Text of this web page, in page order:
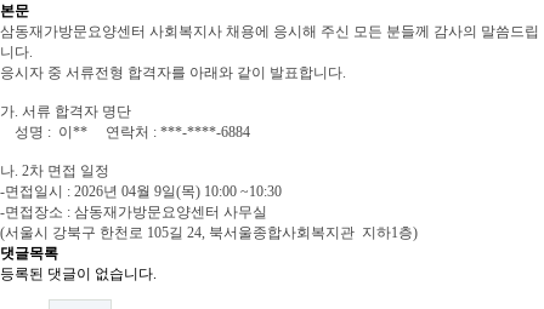
본문
삼동재가방문요양센터 사회복지사 채용에 응시해 주신 모든 분들께 감사의 말씀드립
니다.
응시자 중 서류전형 합격자를 아래와 같이 발표합니다.
가. 서류 합격자 명단
성명 : 이** 연락처 : ***-****-6884
나. 2차 면접 일정
-면접일시 : 2026년 04월 9일(목) 10:00 ~10:30
-면접장소 : 삼동재가방문요양센터 사무실
(서울시 강북구 한천로 105길 24, 북서울종합사회복지관 지하1층)
댓글목록
등록된 댓글이 없습니다.